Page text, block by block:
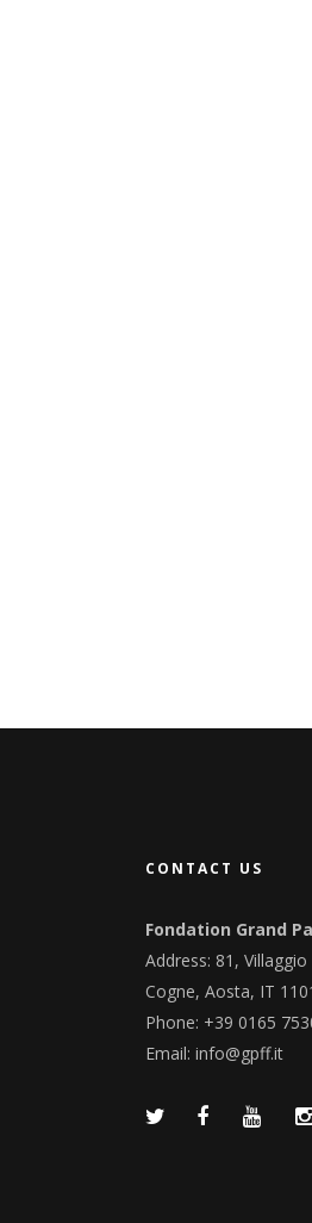
CONTACT US
Fondation Grand
Address: 81,
Cogne, Aosta, IT
Phone: +39 0165
Email: info@gpff.it